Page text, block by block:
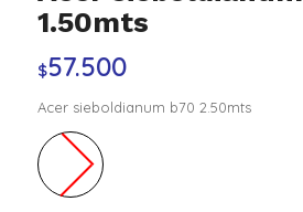
1.50mts
$57.500
Acer sieboldianum b70 2.50mts